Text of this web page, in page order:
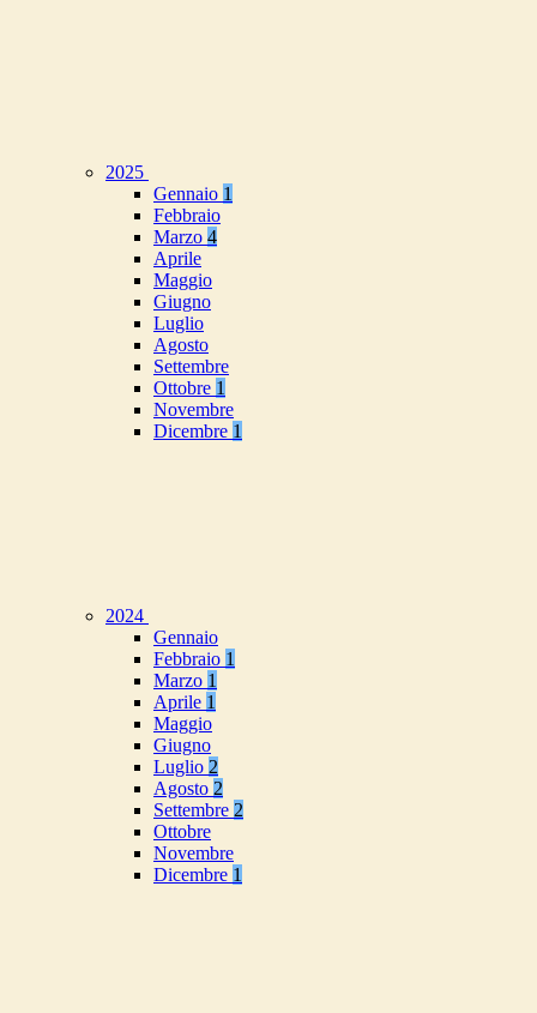
2025
Gennaio 1
Febbraio
Marzo 4
Aprile
Maggio
Giugno
Luglio
Agosto
Settembre
Ottobre 1
Novembre
Dicembre 1
2024
Gennaio
Febbraio 1
Marzo 1
Aprile 1
Maggio
Giugno
Luglio 2
Agosto 2
Settembre 2
Ottobre
Novembre
Dicembre 1